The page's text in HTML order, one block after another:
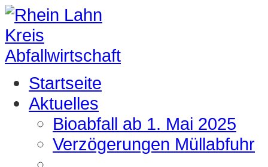
Startseite
Aktuelles
Bioabfall ab 1. Mai 2025
Verzögerungen Müllabfuhr